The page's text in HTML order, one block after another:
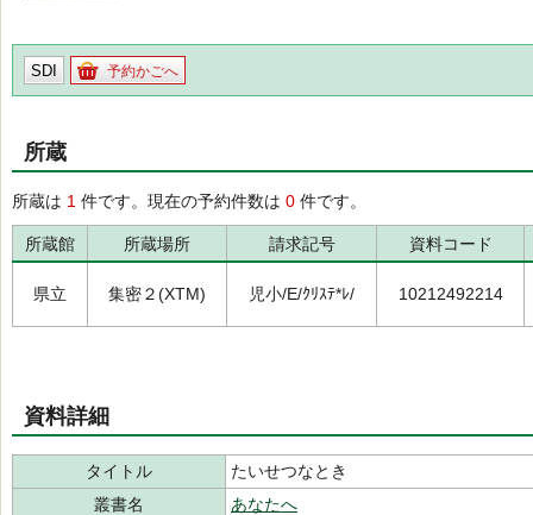
SDI 予約かごへ
所蔵
所蔵は 1 件です。現在の予約件数は 0 件です。
所蔵館 所蔵場所 請求記号 資料コード
県立 集密２(XTM) 児小/E/ｸﾘｽﾃ*ﾚ/ 10212492214
資料詳細
タイトル
たいせつなとき
叢書名
あなたへ